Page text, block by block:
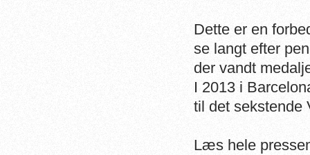
Dette er en
se langt efter
der vandt
I 2013 i
til det sekstende
Læs hele